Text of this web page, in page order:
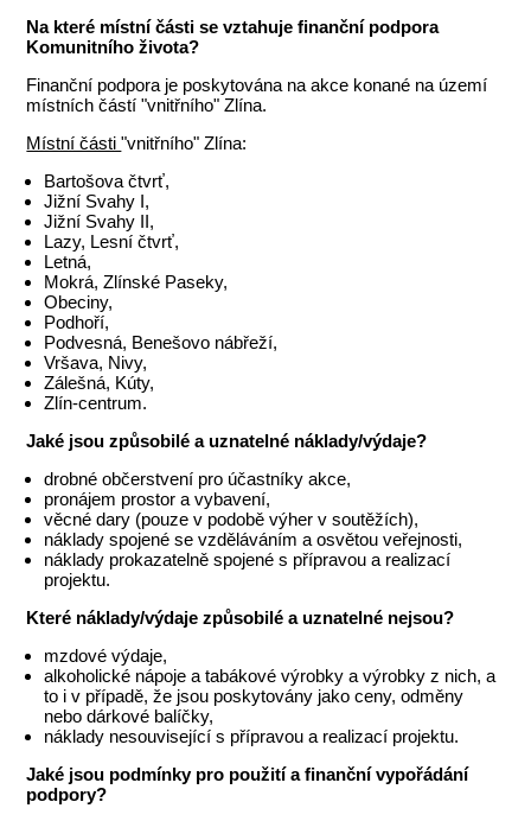
Na které místní části se vztahuje finanční podpora
Komunitního života?
Finanční podpora je poskytována na akce konané na území
místních částí "vnitřního" Zlína.
Místní části"vnitřního" Zlína:
Bartošova čtvrť,
Jižní Svahy I,
Jižní Svahy II,
Lazy, Lesní čtvrť,
Letná,
Mokrá, Zlínské Paseky,
Obeciny,
Podhoří,
Podvesná, Benešovo nábřeží,
Vršava, Nivy,
Zálešná, Kúty,
Zlín-centrum.
Jaké jsou způsobilé a uznatelné náklady/výdaje?
drobné občerstvení pro účastníky akce,
pronájem prostor a vybavení,
věcné dary (pouze v podobě výher v soutěžích),
náklady spojené se vzděláváním a osvětou veřejnosti,
náklady prokazatelně spojené s přípravou a realizací
projektu.
Které náklady/výdaje způsobilé a uznatelné nejsou?
mzdové výdaje,
alkoholické nápoje a tabákové výrobky a výrobky z nich, a
to i v případě, že jsou poskytovány jako ceny, odměny
nebo dárkové balíčky,
náklady nesouvisející s přípravou a realizací projektu.
Jaké jsou podmínky pro použití a finanční vypořádání
podpory?